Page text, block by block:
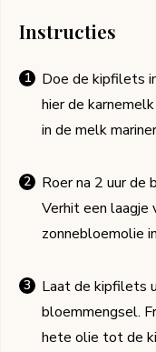
Instructies
Doe de kipfilets
hier de
in de melk
Roer na 2 uur de
Verhit een laagje
zonnebloemolie
Laat de kipfilets
bloemmengsel.
hete olie tot de